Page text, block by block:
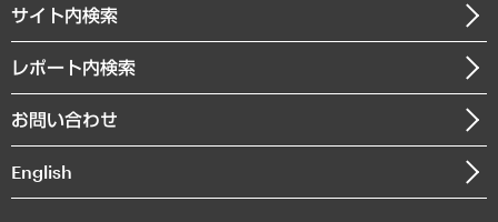
まちづくり・観光・交通・スポーツ・スマートシティ
自然資源・農林水産業・食料システム
メディア掲載・出演
沿革
組織図・本部部室紹介
インドネシア現地法人
サイト内検索
レポート内検索
お問い合わせ
English